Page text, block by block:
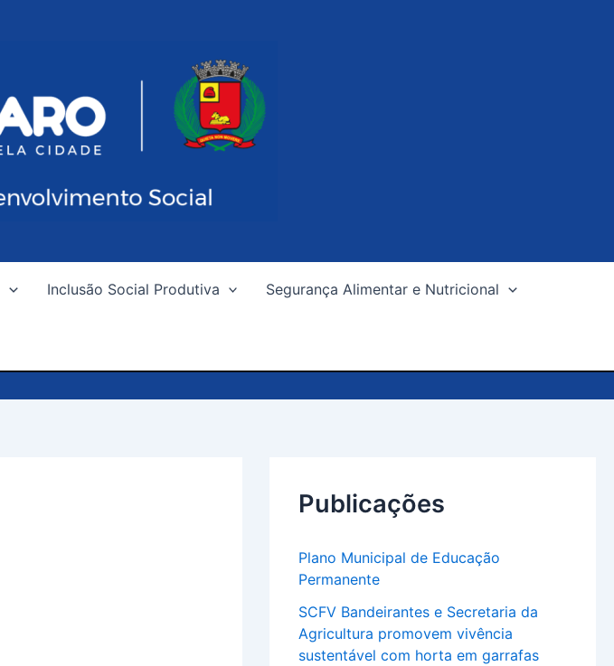
Inclusão Social Produtiva Segurança Alimentar e Nutricional
Publicações
Plano Municipal de Educação
Permanente
SCFV Bandeirantes e Secretaria da
Agricultura promovem vivência
sustentável com horta em garrafas